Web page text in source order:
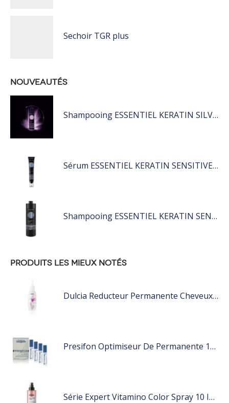
Sechoir TGR plus
NOUVEAUTÉS
Shampooing ESSENTIEL KERATIN SILVER 250ML
Sérum ESSENTIEL KERATIN SENSITIVE 40 ML
Shampooing ESSENTIEL KERATIN SENSITIVE 1L
PRODUITS LES MIEUX NOTÉS
Dulcia Reducteur Permanente Cheveux Naturels Très Résistant
Presifon Optimiseur De Permanente 12x15Ml
Série Expert Vitamino Color Spray 10 In 1 190 ML 190 ML